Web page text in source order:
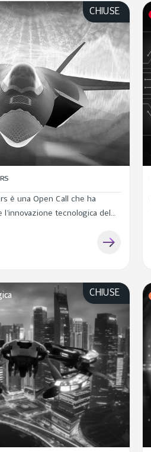
è una Open Call che ha
l’innovazione tecnologica del
CHIUSE
CHIUSE